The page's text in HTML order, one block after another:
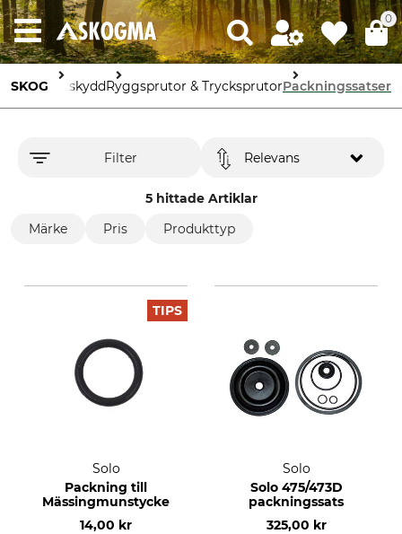
0
SKOG& ViltskyddRyggsprutor & TrycksprutorPackningssatser
Filter
5 hittade Artiklar
Relevans
Märke Pris Produkttyp
TIPS
Solo
Packning till
Mässingmunstycke
14,00 kr
Solo
Solo 475/473D
packningssats
325,00 kr